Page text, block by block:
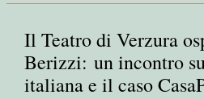
Il Teatro di Verzura
Berizzi: un incontro
italiana e il caso